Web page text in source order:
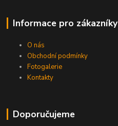
Informace pro zákazníky
O nás
Obchodní podmínky
Fotogalerie
Kontakty
Doporučujeme